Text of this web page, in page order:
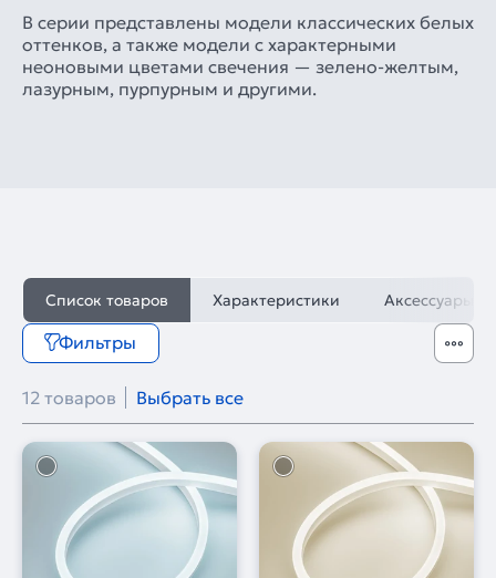
В серии представлены модели классических белых
оттенков, а также модели с характерными
неоновыми цветами свечения — зелено-желтым,
лазурным, пурпурным и другими.
Список товаров Характеристики Аксессуары
Фильтры
12 товаров Выбрать все